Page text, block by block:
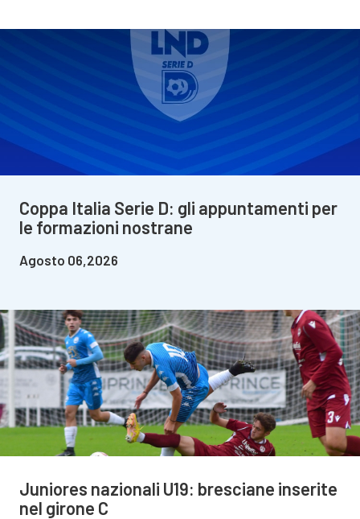
Coppa Italia Serie D: gli appuntamenti per
le formazioni nostrane
Agosto 06,2026
Juniores nazionali U19: bresciane inserite
nel girone C